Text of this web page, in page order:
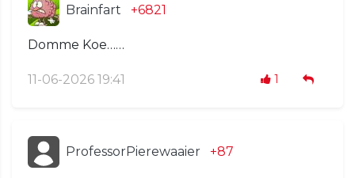
Brainfart +6821
Domme Koe……
11-06-2026 19:41 1
ProfessorPierewaaier +87